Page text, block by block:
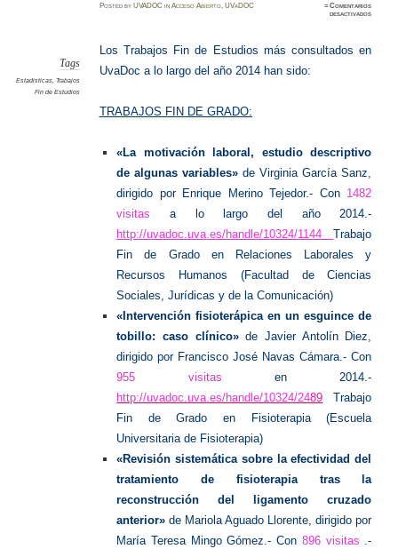
PostedbyUVADOC inAcceso Abierto,UVaDOC ≈Comentarios
desactivadosen
UvaDoc
Tags
Estadisticas, Trabajos
Fin de Estudios
Los Trabajos Fin de Estudios más consultados en
UvaDoc a lo largo del año 2014 han sido:
TRABAJOS FIN DE GRADO:
«La motivación laboral, estudio descriptivo
de algunas variables» de Virginia García Sanz,
dirigido por Enrique Merino Tejedor.- Con 1482
visitas a lo largo del año 2014.-
http://uvadoc.uva.es/handle/10324/1144Trabajo
Fin de Grado en Relaciones Laborales y
Recursos Humanos (Facultad de Ciencias
Sociales, Jurídicas y de la Comunicación)
«Intervención fisioterápica en un esguince de
tobillo: caso clínico»de Javier Antolín Diez,
dirigido por Francisco José Navas Cámara.-Con
955 visitas en 2014.-
http://uvadoc.uva.es/handle/10324/2489 Trabajo
Fin de Grado en Fisioterapia (Escuela
Universitaria de Fisioterapia)
«Revisión sistemática sobre la efectividad del
tratamiento de fisioterapia tras la
reconstrucción del ligamento cruzado
anterior» de Mariola Aguado Llorente, dirigido por
María Teresa Mingo Gómez.-Con 896 visitas .-